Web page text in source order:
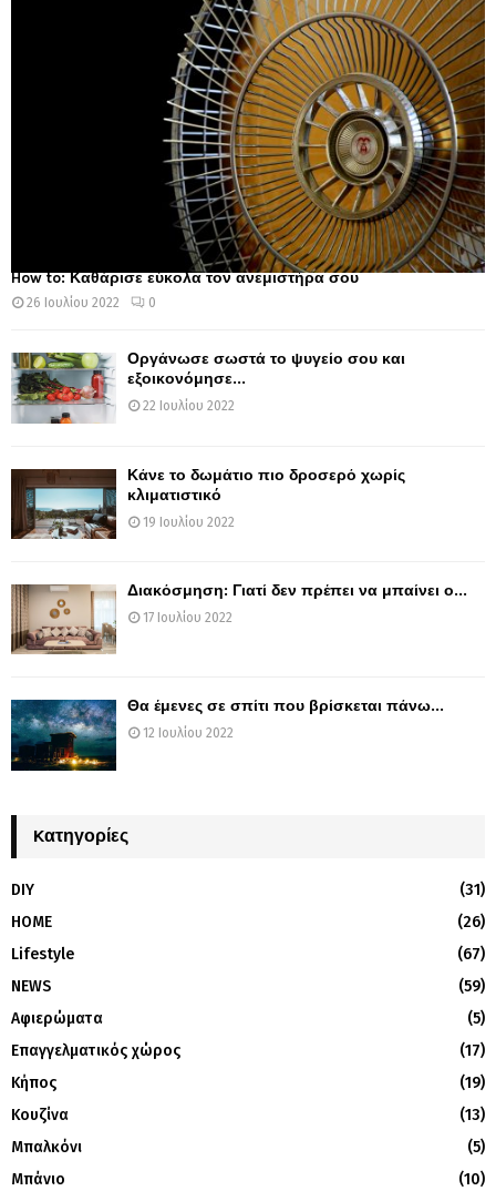
How to: Καθάρισε εύκολα τον ανεμιστήρα σου
26 Ιουλίου 2022 0
Οργάνωσε σωστά το ψυγείο σου και
εξοικονόμησε...
22 Ιουλίου 2022
Κάνε το δωμάτιο πιο δροσερό χωρίς
κλιματιστικό
19 Ιουλίου 2022
Διακόσμηση: Γιατί δεν πρέπει να μπαίνει ο...
17 Ιουλίου 2022
Θα έμενες σε σπίτι που βρίσκεται πάνω...
12 Ιουλίου 2022
Kατηγορίες
DIY
(31)
HOME
(26)
Lifestyle
(67)
NEWS
(59)
Αφιερώματα
(5)
Επαγγελματικός χώρος
(17)
Κήπος
(19)
Κουζίνα
(13)
Μπαλκόνι
(5)
Μπάνιο
(10)